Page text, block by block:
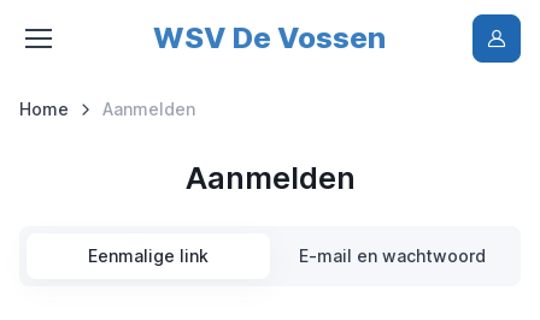
WSV De Vossen
Home Aanmelden
Aanmelden
Eenmalige link E-mail en wachtwoord